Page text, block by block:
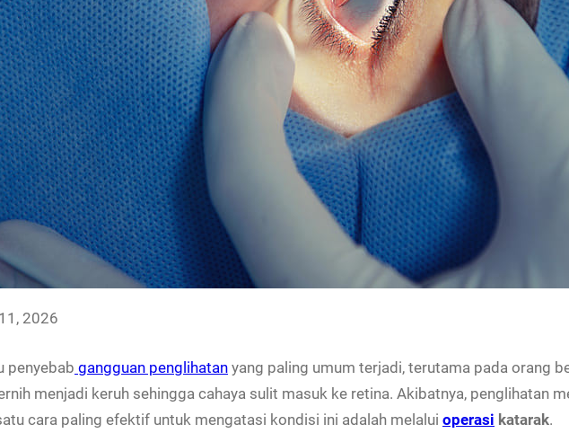
2026
penyebab gangguan penglihatan yang paling umum terjadi, terutama pada orang
menjadi keruh sehingga cahaya sulit masuk ke retina. Akibatnya, penglihatan
cara paling efektif untuk mengatasi kondisi ini adalah melalui operasi katarak.